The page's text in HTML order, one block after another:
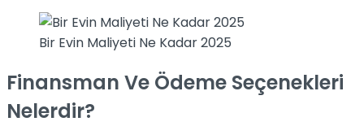
Bir Evin Maliyeti Ne Kadar 2025
Finansman Ve Ödeme Seçenekleri
Nelerdir?